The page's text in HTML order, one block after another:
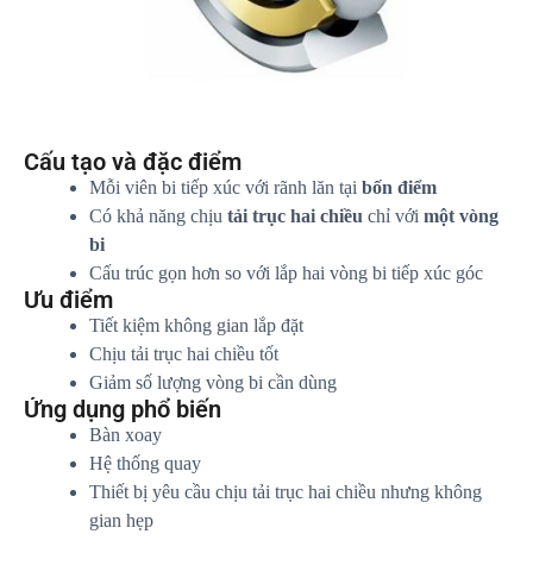
Cấu tạo và đặc điểm
Mỗi viên bi tiếp xúc với rãnh lăn tại bốn điểm
Có khả năng chịu tải trục hai chiều chỉ với một vòng
bi
Cấu trúc gọn hơn so với lắp hai vòng bi tiếp xúc góc
Ưu điểm
Tiết kiệm không gian lắp đặt
Chịu tải trục hai chiều tốt
Giảm số lượng vòng bi cần dùng
Ứng dụng phổ biến
Bàn xoay
Hệ thống quay
Thiết bị yêu cầu chịu tải trục hai chiều nhưng không
gian hẹp